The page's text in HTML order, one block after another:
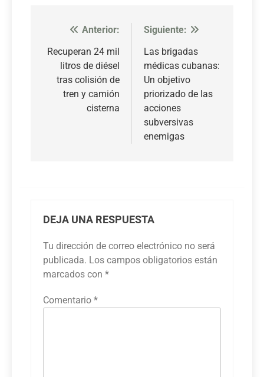
Navegación
de
entradas
Anterior:
Recuperan 24 mil
litros de diésel
tras colisión de
tren y camión
cisterna
Siguiente:
Las brigadas
médicas cubanas:
Un objetivo
priorizado de las
acciones
subversivas
enemigas
DEJA UNA RESPUESTA
Tu dirección de correo electrónico no será
publicada. Los campos obligatorios están
marcados con *
Comentario *